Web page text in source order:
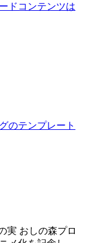
ドコンテンツは
のテンプレート
実 おしの森プロ